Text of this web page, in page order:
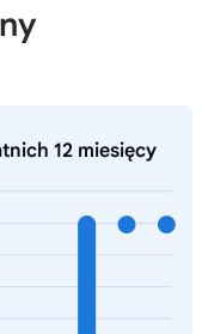
12 miesięcy